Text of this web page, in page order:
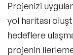
Projenizi
yol haritası
hedeflere
projenin